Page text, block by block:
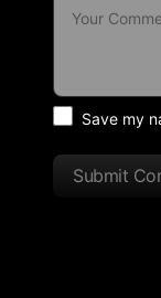
Save my
Submit